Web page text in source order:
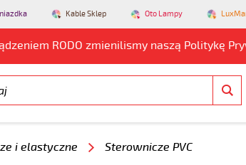
Kable Sklep Oto Lampy
RODO zmienilismy naszą Politykę
i elastyczne Sterownicze PVC